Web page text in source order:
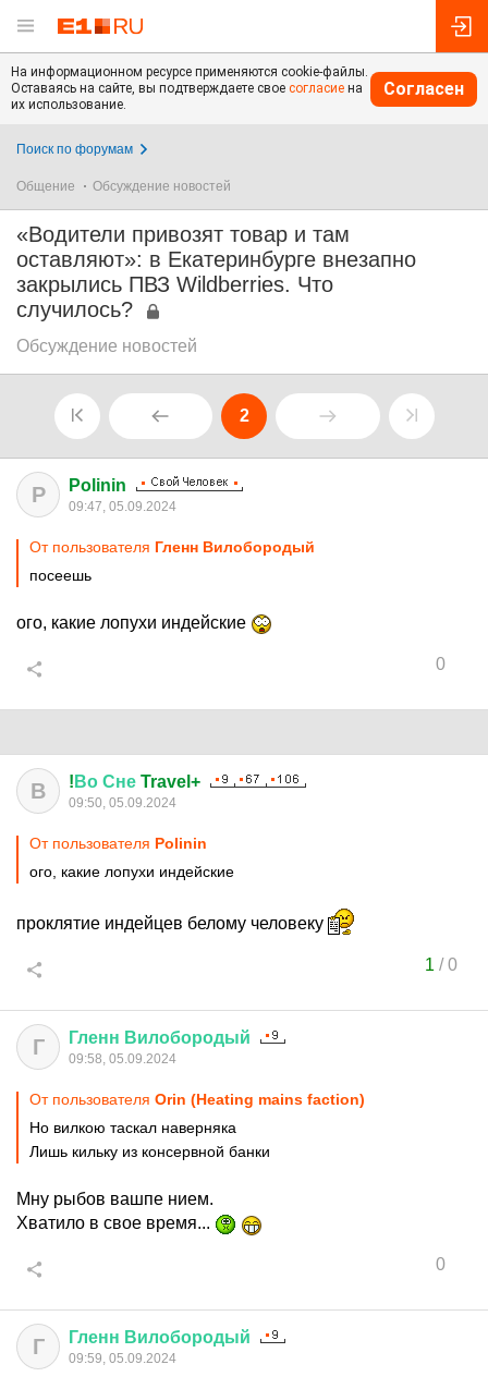
На информационном ресурсе применяются cookie-файлы.
Оставаясь на сайте, вы подтверждаете свое согласие на
их использование.
Согласен
Поиск по форумам
Общение Обсуждение новостей
«Водители привозят товар и там
оставляют»: в Екатеринбурге внезапно
закрылись ПВЗ Wildberries. Что
случилось?
Обсуждение новостей
2
P Polinin
09:47, 05.09.2024
От пользователя Гленн Вилобородый
посеешь
ого, какие лопухи индейские
0
В ! Во Сне Travel+
09:50, 05.09.2024
От пользователя Polinin
ого, какие лопухи индейские
проклятие индейцев белому человеку
1 /0
Г Гленн Вилобородый
09:58, 05.09.2024
От пользователя Orin (Heating mains faction)
Но вилкою таскал наверняка
Лишь кильку из консервной банки
Мну рыбов вашпе нием.
Хватило в свое время...
0
Г Гленн Вилобородый
09:59, 05.09.2024